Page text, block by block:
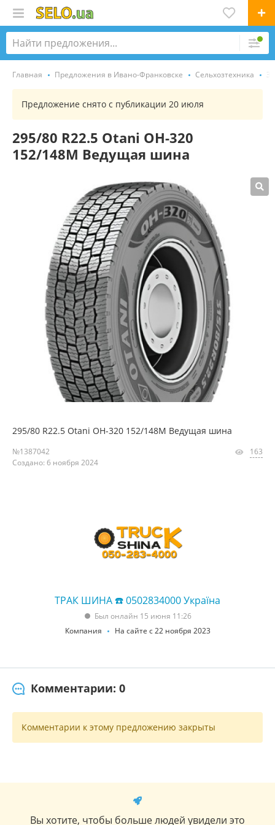
Главная Предложения в Ивано-Франковске Сельхозтехника
Предложение снято с публикации 20 июля
295/80 R22.5 Otani OH-320
152/148M Ведущая шина
295/80 R22.5 Otani OH-320 152/148M Ведущая шина
№1387042
Создано: 6 ноября 2024
163
ТРАК ШИНА ☎️ 0502834000 Україна
Был онлайн 15 июня 11:26
Компания
На сайте с 22 ноября 2023
Комментарии: 0
Комментарии к этому предложению закрыты
Вы хотите, чтобы больше людей увидели это